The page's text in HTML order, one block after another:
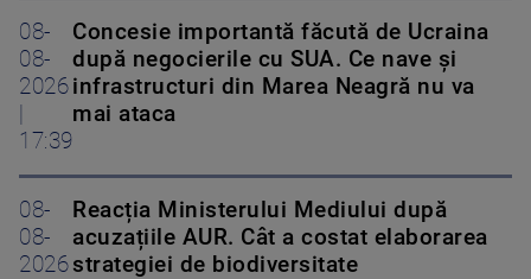
08-
08-
2026
17:39
Concesie importantă făcută de Ucraina
după negocierile cu SUA. Ce nave şi
infrastructuri din Marea Neagră nu va
mai ataca
08-
08-
2026
Reacția Ministerului Mediului după
acuzațiile AUR. Cât a costat elaborarea
strategiei de biodiversitate